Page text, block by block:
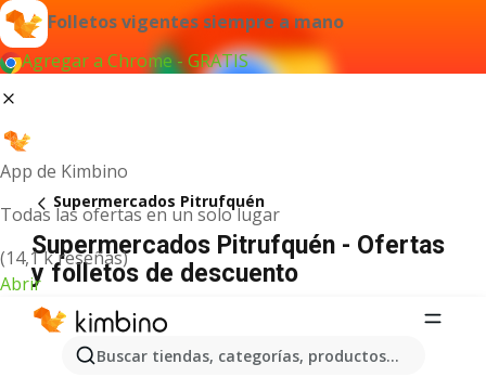
Folletos vigentes siempre a mano
Agregar a Chrome - GRATIS
App de Kimbino
Todas las ofertas en un solo lugar
(14,1 k reseñas)
Abrir
Buscar tiendas, categorías, productos...
Supermercados Pitrufquén
Supermercados Pitrufquén - Ofertas
y folletos de descuento